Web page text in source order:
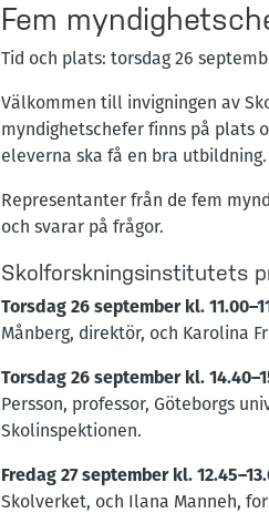
Fem
Tid och plats: torsdag 26
Välkommen till invigningen av
myndighetschefer finns på plats
eleverna ska få en bra utbildning.
Representanter från de fem
och svarar på frågor.
Skolforskningsinstitutets
Torsdag 26 september kl.
Månberg, direktör, och Karolina
Torsdag 26 september kl.
Persson, professor, Göteborgs
Skolinspektionen.
Fredag 27 september kl.
Skolverket, och Ilana Manneh,